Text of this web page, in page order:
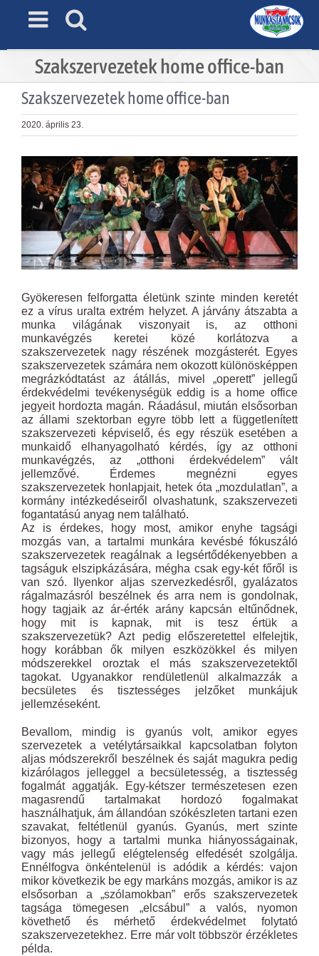
Szakszervezetek home office-ban
Szakszervezetek home office-ban
2020. április 23.
View
Larger
Image
Gyökeresen felforgatta életünk szinte minden keretét
ez a vírus uralta extrém helyzet. A járvány átszabta a
munka világának viszonyait is, az otthoni
munkavégzés keretei közé korlátozva a
szakszervezetek nagy részének mozgásterét. Egyes
szakszervezetek számára nem okozott különösképpen
megrázkódtatást az átállás, mivel „operett” jellegű
érdekvédelmi tevékenységük eddig is a home office
jegyeit hordozta magán. Ráadásul, miután elsősorban
az állami szektorban egyre több lett a függetlenített
szakszervezeti képviselő, és egy részük esetében a
munkaidő elhanyagolható kérdés, így az otthoni
munkavégzés, az „otthoni érdekvédelem” vált
jellemzővé. Érdemes megnézni egyes
szakszervezetek honlapjait, hetek óta „mozdulatlan”, a
kormány intézkedéseiről olvashatunk, szakszervezeti
fogantatású anyag nem található.
Az is érdekes, hogy most, amikor enyhe tagsági
mozgás van, a tartalmi munkára kevésbé fókuszáló
szakszervezetek reagálnak a legsértődékenyebben a
tagságuk elszipkázására, mégha csak egy-két főről is
van szó. Ilyenkor aljas szervezkedésről, gyalázatos
rágalmazásról beszélnek és arra nem is gondolnak,
hogy tagjaik az ár-érték arány kapcsán eltűnődnek,
hogy mit is kapnak, mit is tesz értük a
szakszervezetük? Azt pedig előszeretettel elfelejtik,
hogy korábban ők milyen eszközökkel és milyen
módszerekkel oroztak el más szakszervezetektől
tagokat. Ugyanakkor rendületlenül alkalmazzák a
becsületes és tisztességes jelzőket munkájuk
jellemzéseként.
Bevallom, mindig is gyanús volt, amikor egyes
szervezetek a vetélytársaikkal kapcsolatban folyton
aljas módszerekről beszélnek és saját magukra pedig
kizárólagos jelleggel a becsületesség, a tisztesség
fogalmát aggatják. Egy-kétszer természetesen ezen
magasrendű tartalmakat hordozó fogalmakat
használhatjuk, ám állandóan szókészleten tartani ezen
szavakat, feltétlenül gyanús. Gyanús, mert szinte
bizonyos, hogy a tartalmi munka hiányosságainak,
vagy más jellegű elégtelenség elfedését szolgálja.
Ennélfogva önkéntelenül is adódik a kérdés: vajon
mikor következik be egy markáns mozgás, amikor is az
elsősorban a „szólamokban” erős szakszervezetek
tagsága tömegesen „elcsábul” a valós, nyomon
követhető és mérhető érdekvédelmet folytató
szakszervezetekhez. Erre már volt többször érzékletes
példa.